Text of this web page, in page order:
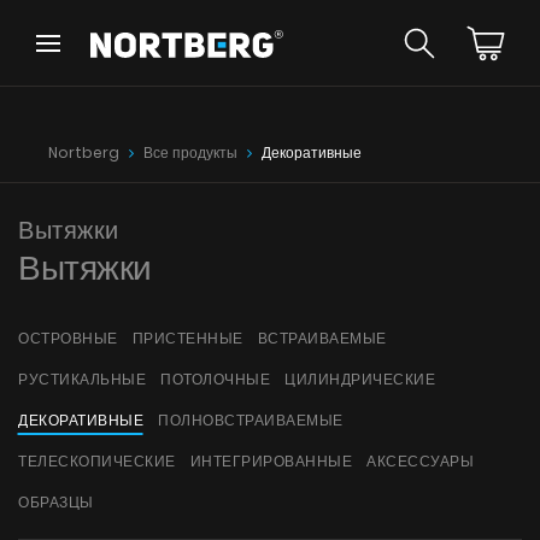
Назад
Вытяжки Островные
Вытяжки Пристенные
Вытяжки Рустикальные
Вытяжки Потолочные
Вытяжки Декоративные
Вытяжки Телескопические
Вытяжки Интегрированные
Назад
Nortberg Все продукты Декоративные
Вытяжки
Вытяжки
ОСТРОВНЫЕ ПРИСТЕННЫЕ
ВСТРАИВАЕМЫЕ
РУСТИКАЛЬНЫЕ
ПОТОЛОЧНЫЕ
ЦИЛИНДРИЧЕСКИЕ
ДЕКОРАТИВНЫЕ
ПОЛНОВСТРАИВАЕМЫЕ
ТЕЛЕСКОПИЧЕСКИЕ
ИНТЕГРИРОВАННЫЕ
АКСЕССУАРЫ
ОБРАЗЦЫ